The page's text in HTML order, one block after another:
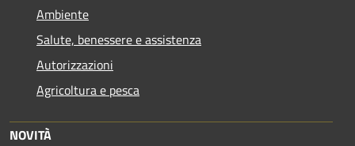
Ambiente
Salute, benessere e assistenza
Autorizzazioni
Agricoltura e pesca
NOVITÀ